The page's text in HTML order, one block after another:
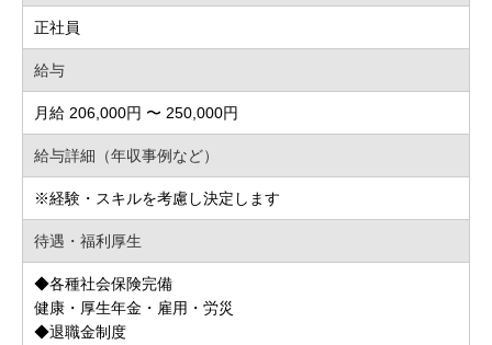
正社員
給与
月給 206,000円 〜 250,000円
給与詳細（年収事例など）
※経験・スキルを考慮し決定します
待遇・福利厚生
◆各種社会保険完備
健康・厚生年金・雇用・労災
◆退職金制度